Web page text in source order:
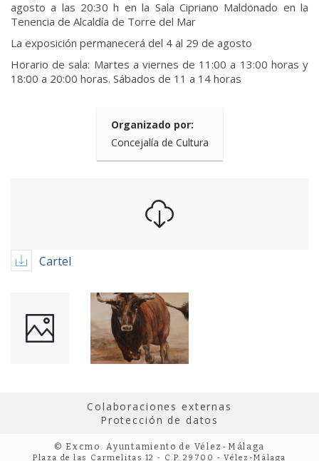
agosto a las 20:30 h en la Sala Cipriano Maldonado en la
Tenencia de Alcaldía de Torre del Mar
La exposición permanecerá del 4 al 29 de agosto
Horario de sala: Martes a viernes de 11:00 a 13:00 horas y
18:00 a 20:00 horas. Sábados de 11 a 14 horas
Organizado por:
Concejalía de Cultura
Cartel
Colaboraciones externas
Protección de datos
© Excmo. Ayuntamiento de Vélez-Málaga
Plaza de las Carmelitas 12 - C.P. 29700 - Vélez-Málaga